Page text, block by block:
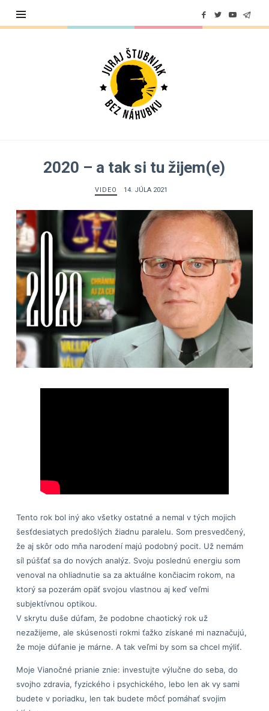
Juraj
Štubniak
2020 – a tak si tu žijem(e)
VIDEO 14. JÚLA 2021
Tento rok bol iný ako všetky ostatné a nemal v tých mojich
šesťdesiatych predošlých žiadnu paralelu. Som presvedčený,
že aj skôr odo mňa narodení majú podobný pocit. Už nemám
síl púšťať sa do nových analýz. Svoju poslednú energiu som
venoval na ohliadnutie sa za aktuálne končiacim rokom, na
ktorý sa pozerám opäť svojou vlastnou aj keď veľmi
subjektívnou optikou.
V skrytu duše dúfam, že podobne chaotický rok už
nezažijeme, ale skúsenosti rokmi ťažko získané mi naznačujú,
že moje dúfanie je márne. A tak veľmi by som sa chcel mýliť.
Moje Vianočné prianie znie: investujte výlučne do seba, do
svojho zdravia, fyzického i psychického, lebo len ak vy sami
budete v poriadku, len tak budete môcť pomáhať svojim